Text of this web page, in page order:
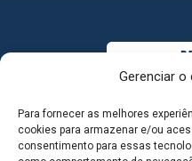
Gerenciar
Para fornecer as melhores
cookies para armazenar e/ou
consentimento para essas